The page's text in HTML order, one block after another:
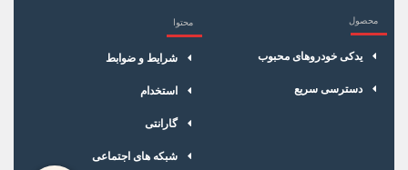
کارکرد 70 هزار کیلومتر
جعبه 4تایی
محصول
یدکی خودروهای محبوب
دسترسی سریع
محتوا
شرایط و ضوابط
استخدام
گارانتی
شبکه های اجتماعی